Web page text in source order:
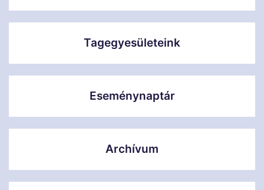
Tagegyesületeink
Eseménynaptár
Archívum